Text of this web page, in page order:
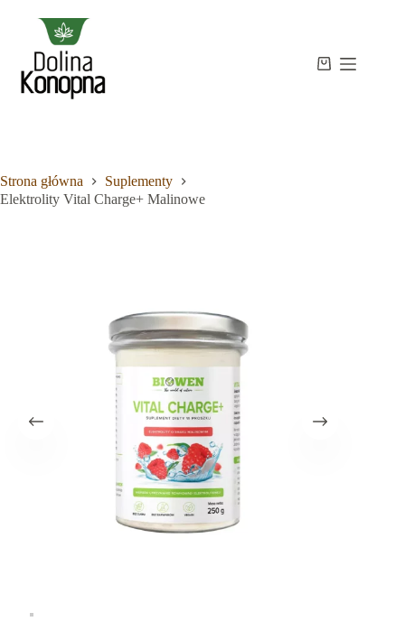
Brak
wyników
Strona
główna
Kontakt
Koszyk
Strona główna
Suplementy
Elektrolity Vital Charge+ Malinowe